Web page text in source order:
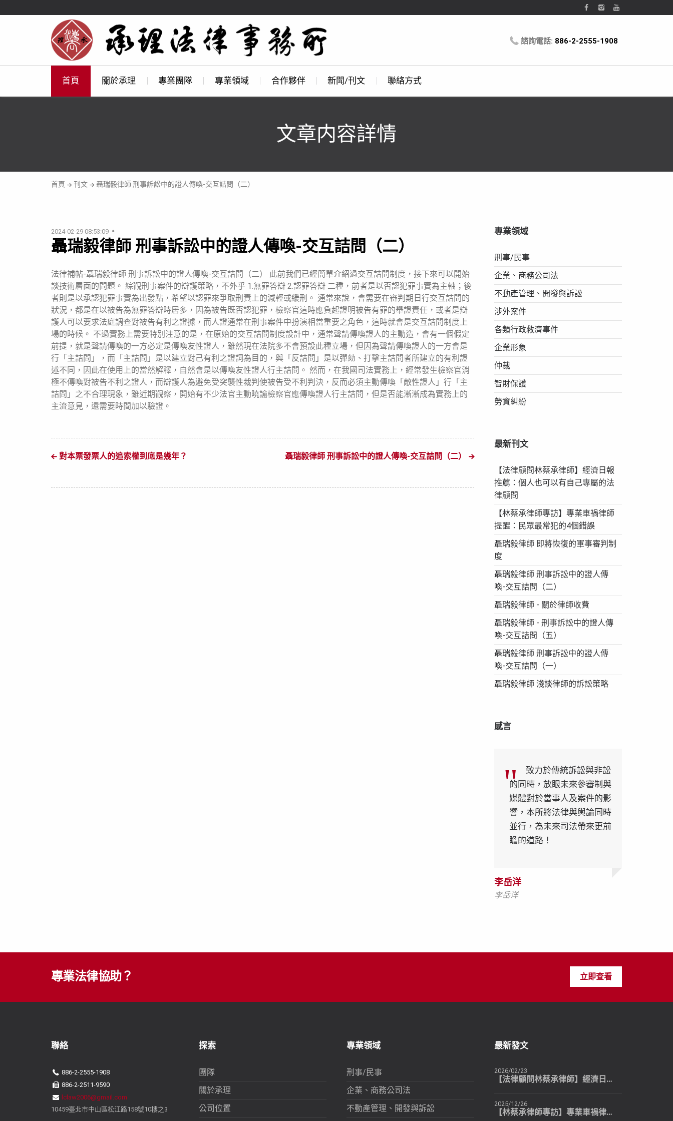
諮詢電話: 886-2-2555-1908
首頁 關於承理 專業團隊 專業領域 合作夥伴 新聞/刊文 聯絡方式
文章内容詳情
首頁 刊文 聶瑞毅律師 刑事訴訟中的證人傳喚-交互詰問（二）
2024-02-29 08:53:09
聶瑞毅律師 刑事訴訟中的證人傳喚-交互詰問（二）
法律補帖-聶瑞毅律師 刑事訴訟中的證人傳喚-交互詰問（二） 此前我們已經簡單介紹過交互詰問制度，接下來可以開始
談技術層面的問題。 綜觀刑事案件的辯護策略，不外乎 1.無罪答辯 2.認罪答辯 二種，前者是以否認犯罪事實為主軸；後
者則是以承認犯罪事實為出發點，希望以認罪來爭取刑責上的減輕或緩刑。 通常來說，會需要在審判期日行交互詰問的
狀況，都是在以被告為無罪答辯時居多，因為被告既否認犯罪，檢察官這時應負起證明被告有罪的舉證責任，或者是辯
護人可以要求法庭調查對被告有利之證據，而人證通常在刑事案件中扮演相當重要之角色，這時就會是交互詰問制度上
場的時候。 不過實務上需要特別注意的是，在原始的交互詰問制度設計中，通常聲請傳喚證人的主動造，會有一個假定
前提，就是聲請傳喚的一方必定是傳喚友性證人，雖然現在法院多不會預設此種立場，但因為聲請傳喚證人的一方會是
行「主詰問」，而「主詰問」是以建立對己有利之證詞為目的，與「反詰問」是以彈劾、打擊主詰問者所建立的有利證
述不同，因此在使用上的當然解釋，自然會是以傳喚友性證人行主詰問。 然而，在我國司法實務上，經常發生檢察官消
極不傳喚對被告不利之證人，而辯護人為避免受突襲性裁判使被告受不利判決，反而必須主動傳喚「敵性證人」行「主
詰問」之不合理現象，雖近期觀察，開始有不少法官主動曉諭檢察官應傳喚證人行主詰問，但是否能漸漸成為實務上的
主流意見，還需要時間加以驗證。
對本票發票人的追索權到底是幾年？ 聶瑞毅律師 刑事訴訟中的證人傳喚-交互詰問（二）
專業領域
刑事/民事
企業、商務公司法
不動產管理、開發與訴訟
涉外案件
各類行政救濟事件
企業形象
仲裁
智財保護
勞資糾紛
最新刊文
【法律顧問林蔡承律師】經濟日報
推薦：個人也可以有自己專屬的法
律顧問
【林蔡承律師專訪】專業車禍律師
提醒：民眾最常犯的4個錯誤
聶瑞毅律師 即將恢復的軍事審判制
度
聶瑞毅律師 刑事訴訟中的證人傳
喚-交互詰問（二）
聶瑞毅律師 - 關於律師收費
聶瑞毅律師 - 刑事訴訟中的證人傳
喚-交互詰問（五）
聶瑞毅律師 刑事訴訟中的證人傳
喚-交互詰問（一）
聶瑞毅律師 淺談律師的訴訟策略
感言
李岳洋
李岳洋
李岳洋
李岳洋
致力於傳統訴訟與非訟
的同時，放眼未來參審制與
媒體對於當事人及案件的影
響，本所將法律與輿論同時
並行，為未來司法帶來更前
瞻的道路！
李岳洋
李岳洋
專業法律協助？ 立即查看
聯絡
886-2-2555-1908
886-2-2511-9590
lclaw2006@gmail.com
10459臺北市中山區松江路158號10樓之3
探索
團隊
關於承理
公司位置
專業領域
刑事/民事
企業、商務公司法
不動產管理、開發與訴訟
最新發文
2026/02/23
【法律顧問林蔡承律師】經濟日報推薦：個人也可以有自己專屬的法律顧問
2025/12/26
【林蔡承律師專訪】專業車禍律師提醒：民眾最常犯的4個錯誤